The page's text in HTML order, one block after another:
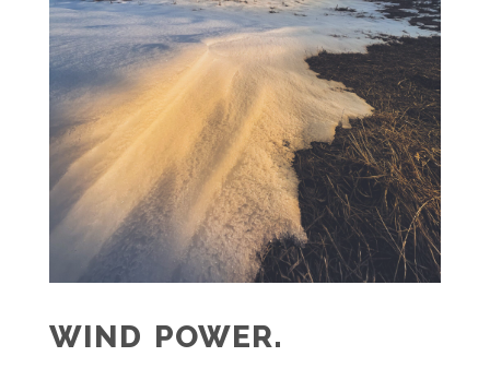
WIND POWER.